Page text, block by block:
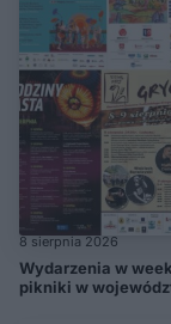
8 sierpnia 2026
Wydarzenia w
pikniki w